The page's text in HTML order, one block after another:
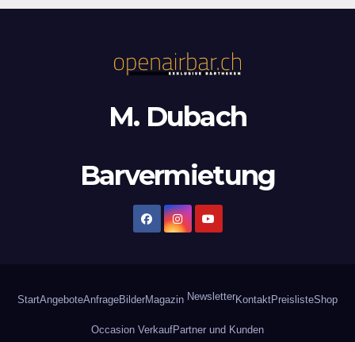
M. Dubach
Barvermietung
StartAngeboteAnfrageBilderMagazin NewsletterKontaktPreislisteShop
Occasion VerkaufPartner und Kunden